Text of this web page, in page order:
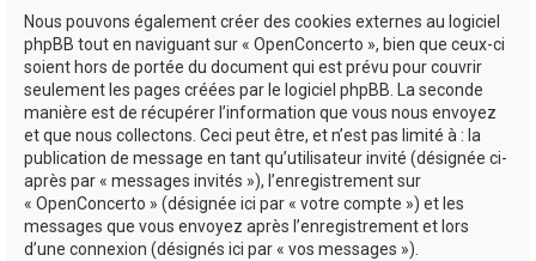
Nous pouvons également créer des cookies externes au logiciel
phpBB tout en naviguant sur « OpenConcerto », bien que ceux-ci
soient hors de portée du document qui est prévu pour couvrir
seulement les pages créées par le logiciel phpBB. La seconde
manière est de récupérer l’information que vous nous envoyez
et que nous collectons. Ceci peut être, et n’est pas limité à : la
publication de message en tant qu’utilisateur invité (désignée ci-
après par « messages invités »), l’enregistrement sur
« OpenConcerto » (désignée ici par « votre compte ») et les
messages que vous envoyez après l’enregistrement et lors
d’une connexion (désignés ici par « vos messages »).